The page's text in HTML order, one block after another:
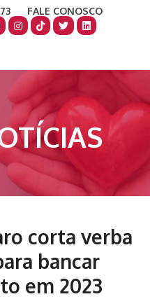
FALE CONOSCO
corta verba
bancar
em 2023